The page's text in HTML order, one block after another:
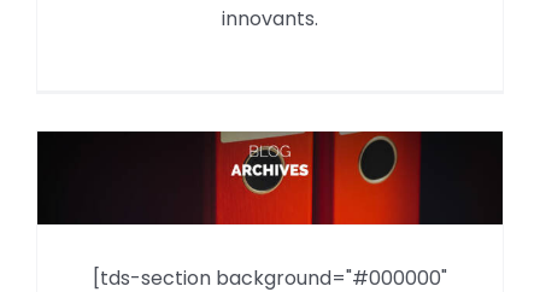
innovants.
pour la modélisation Inventor
[tds-section background="#000000"